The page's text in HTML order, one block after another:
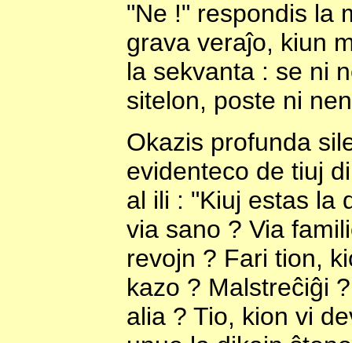
"Ne !" respondis la
grava veraĵo, kiun
la sekvanta : se ni
sitelon, poste ni
Okazis profunda
evidenteco de tiuj
al ili : "Kiuj estas la
via sano ? Via
revojn ? Fari tion,
kazo ? Malstreĉiĝi
alia ? Tio, kion vi